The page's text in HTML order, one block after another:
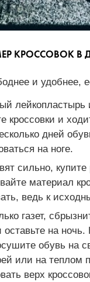
КРОССОВОК
и
кроссовки и
дней
на ноге.
сильно,
материал
ведь к
газет,
оставьте на
обувь на
или на
верх